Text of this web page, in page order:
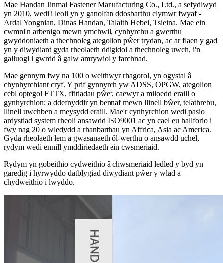
Mae Handan Jinmai Fastener Manufacturing Co., Ltd., a sefydlwyd
yn 2010, wedi'i leoli yn y ganolfan ddosbarthu clymwr fwyaf -
Ardal Yongnian, Dinas Handan, Talaith Hebei, Tsieina. Mae ein
cwmni'n arbenigo mewn ymchwil, cynhyrchu a gwerthu
gwyddoniaeth a thechnoleg ategolion pŵer trydan, ac ar flaen y gad
yn y diwydiant gyda rheolaeth ddigidol a thechnoleg uwch, i'n
galluogi i gwrdd â galw amrywiol y farchnad.
Mae gennym fwy na 100 o weithwyr rhagorol, yn ogystal â
chynhyrchiant cryf. Y prif gynnyrch yw ADSS, OPGW, ategolion
cebl optegol FTTX, ffitiadau pŵer, caewyr a miloedd eraill o
gynhyrchion; a ddefnyddir yn bennaf mewn llinell bŵer, telathrebu,
llinell uwchben a meysydd eraill. Mae'r cynhyrchion wedi pasio
ardystiad system rheoli ansawdd ISO9001 ac yn cael eu hallforio i
fwy nag 20 o wledydd a rhanbarthau yn Affrica, Asia ac America.
Gyda rheolaeth lem a gwasanaeth ôl-werthu o ansawdd uchel,
rydym wedi ennill ymddiriedaeth ein cwsmeriaid.
Rydym yn gobeithio cydweithio â chwsmeriaid ledled y byd yn
garedig i hyrwyddo datblygiad diwydiant pŵer y wlad a
chydweithio i lwyddo.